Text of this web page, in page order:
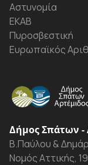
Αστυνομία
ΕΚΑΒ
Πυροσβεστική
Ευρωπαϊκός
Δήμος Σπάτων -
Β.Παύλου &
Νομός Αττικής,